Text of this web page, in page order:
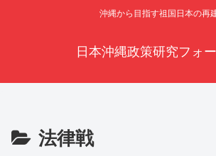
沖縄から目指す祖国日本の再
日本沖縄政策研究フォ
法律戦